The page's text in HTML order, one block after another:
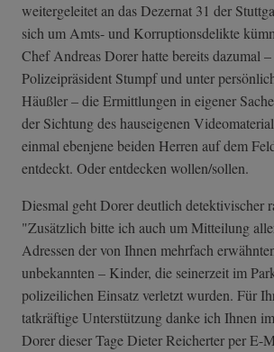
weitergeleitet an das Dezernat 31 der
sich um Amts- und Korruptionsdelikte
Chef Andreas Dorer hatte bereits dazumal
Polizeipräsident Stumpf und unter
Häußler – die Ermittlungen in eigener
der Sichtung des hauseigenen
einmal ebenjene beiden Herren auf dem
entdeckt. Oder entdecken wollen/sollen.
Diesmal geht Dorer deutlich detektivischer
"Zusätzlich bitte ich auch um Mitteilung
Adressen der von Ihnen mehrfach
unbekannten – Kinder, die seinerzeit im
polizeilichen Einsatz verletzt wurden. Für
tatkräftige Unterstützung danke ich Ihnen
Dorer dieser Tage Dieter Reicherter per E-